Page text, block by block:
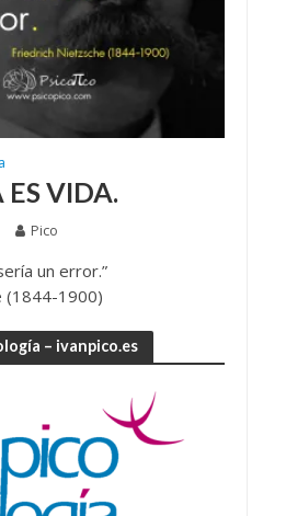
VIDA.
Pico
un error.”
(1844-1900)
– ivanpico.es